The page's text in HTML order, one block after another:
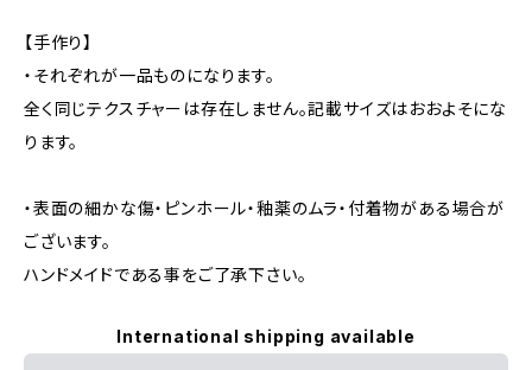
【手作り】
・それぞれが一品ものになります。
全く同じテクスチャーは存在しません。記載サイズはおおよそにな
ります。
・表面の細かな傷・ピンホール・釉薬のムラ・付着物がある場合が
ございます。
ハンドメイドである事をご了承下さい。
International shipping available